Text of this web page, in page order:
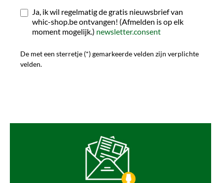
Ja, ik wil regelmatig de gratis nieuwsbrief van
whic-shop.be ontvangen! (Afmelden is op elk
moment mogelijk.) newsletter.consent
De met een sterretje (*) gemarkeerde velden zijn verplichte
velden.